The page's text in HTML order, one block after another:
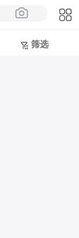
筛选